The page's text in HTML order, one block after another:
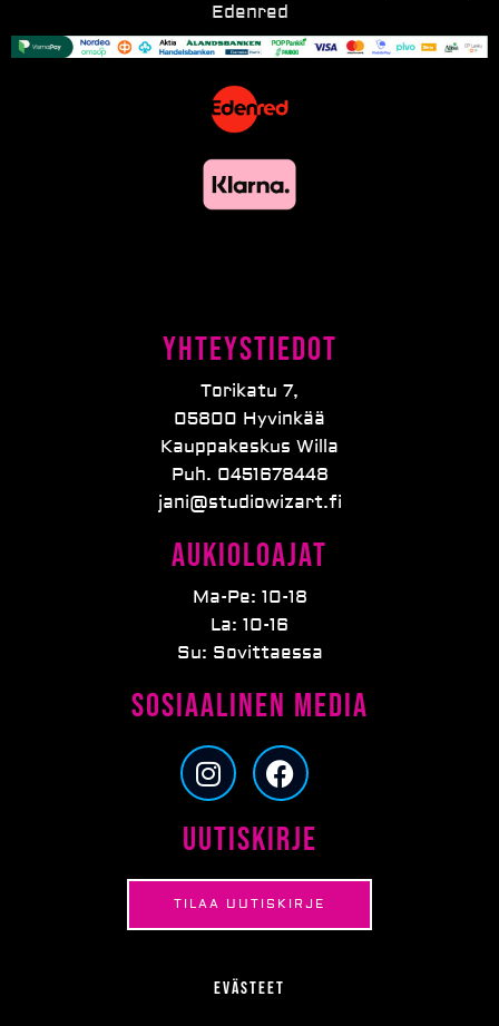
Edenred
Yhteystiedot
Torikatu 7,
05800 Hyvinkää
Kauppakeskus Willa
Puh. 0451678448
jani@studiowizart.fi
Aukioloajat
Ma-Pe: 10-18
La: 10-16
Su: Sovittaessa
Sosiaalinen media
I
n
t
a
g
r
m
F
a
e
b
o
o
Uutiskirje
TILAA UUTISKIRJE
Evästeet